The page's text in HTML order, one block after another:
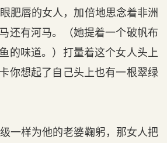
肥唇的女人，加倍地思念着非洲
还有河马。（她提着一个破帆布
的味道。）打量着这个女人头上
你想起了自己头上也有一根翠绿
一样为他的老婆鞠躬，那女人把